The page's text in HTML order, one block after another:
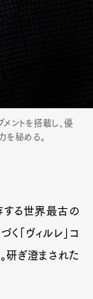
メントを搭載し、優
を秘める。
する世界最古の
「ヴィルレ」コ
研ぎ澄まされた